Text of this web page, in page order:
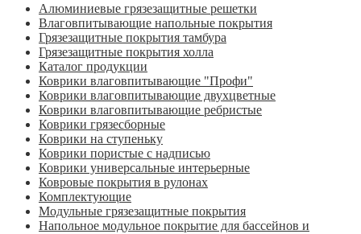
Алюминиевые грязезащитные решетки
Влаговпитывающие напольные покрытия
Грязезащитные покрытия тамбура
Грязезащитные покрытия холла
Каталог продукции
Коврики влаговпитывающие "Профи"
Коврики влаговпитывающие двухцветные
Коврики влаговпитывающие ребристые
Коврики грязесборные
Коврики на ступеньку
Коврики пористые с надписью
Коврики универсальные интерьерные
Ковровые покрытия в рулонах
Комплектующие
Модульные грязезащитные покрытия
Напольное модульное покрытие для бассейнов и